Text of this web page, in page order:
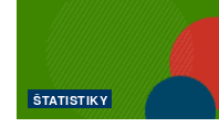
ŠTATISTIKY